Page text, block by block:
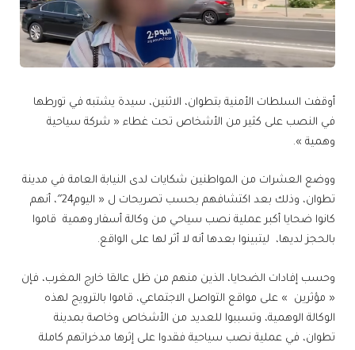
أوقفت السلطات الأمنية بتطوان، الاثنين، سيدة يشتبه في تورطها
في النصب على كثير من الأشخاص تحت غطاء « شركة سياحية
وهمية ».
‎ووضع العشرات من المواطنين شكايات لدى النيابة العامة في مدينة
تطوان، وذلك بعد اكتشافهم بحسب تصريحات ل « اليوم24″، أنهم
كانوا ضحايا أكبر عملية نصب سياحي من وكالة أسفار وهمية قاموا
بالحجز لديها، ليتبينوا بعدها أنه لا أثر لها على الواقع.
‎وحسب إفادات الضحايا، الذين منهم من ظل عالقا خارج المغرب، فإن
« مؤثرين » على مواقع التواصل الاجتماعي، قاموا بالترويج لهذه
الوكالة الوهمية، وتسببوا للعديد من الأشخاص وخاصة بمدينة
تطوان، في عملية نصب سياحية فقدوا على إثرها مدخراتهم كاملة